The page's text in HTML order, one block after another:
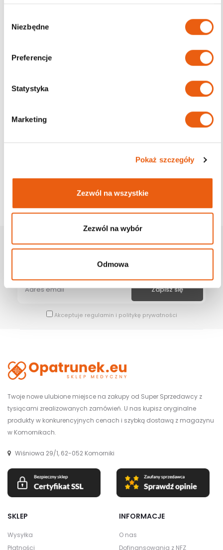
Niezbędne
Preferencje
Statystyka
Marketing
Pokaż szczegóły
Zezwól na wszystkie
Zezwól na wybór
Odmowa
Zapisz Się Na Newsletter
Bądź na bieżąco z naszymi wszystkimi nowościami i promocjami.
Akceptuje regulamin i politykę prywatności
Twoje nowe ulubione miejsce na zakupy od Super Sprzedawcy z
tysiącami zrealizowanych zamówień. U nas kupisz oryginalne
produkty w konkurencyjnych cenach i szybką dostawą z magazynu
w Komornikach.
Wiśniowa 29/1, 62-052 Komorniki
SKLEP
Wysyłka
Płatności
INFORMACJE
O nas
Dofinansowania z NFZ